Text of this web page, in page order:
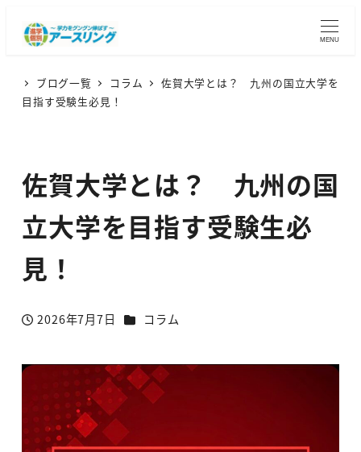
MENU
ブログ一覧 コラム
佐賀大学とは？ 九州の国立大学を
目指す受験生必見！
佐賀大学とは？ 九州の国
立大学を目指す受験生必
見！
投稿日
2026年7月7日 カテゴリー
コラム